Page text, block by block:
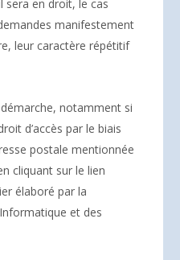
sera en droit, le cas
manifestement
leur caractère répétitif
notamment si
d’accès par le biais
postale mentionnée
cliquant sur le lien
élaboré par la
et des